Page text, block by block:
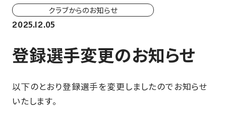
会場（座席・価格表）
チケット購入方法
各座席について
クラブからのお知らせ
2025.12.05
登録選手変更のお知らせ
以下のとおり登録選手を変更しましたのでお知らせ
いたします。